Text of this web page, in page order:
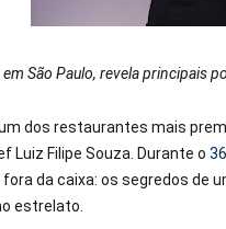
São Paulo, revela principais
dos restaurantes mais
Filipe Souza. Durante o
da caixa: os segredos de
estrelato.